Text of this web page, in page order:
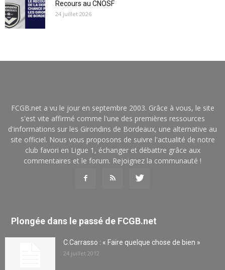
Recours au CNOSF
24 juillet 2026
FCGB.net a vu le jour en septembre 2003. Grâce à vous, le site
s'est vite affirmé comme l'une des premières ressources
d'informations sur les Girondins de Bordeaux, une alternative au
site officiel. Nous vous proposons de suivre l'actualité de notre
club favori en Ligue 1, échanger et débattre grâce aux
commentaires et le forum. Rejoignez la communauté !
Plongée dans le passé de FCGB.net
C.Carrasso : « Faire quelque chose de bien »
24 juillet 2012